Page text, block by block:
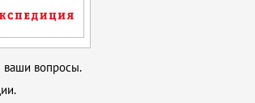
ваши вопросы.